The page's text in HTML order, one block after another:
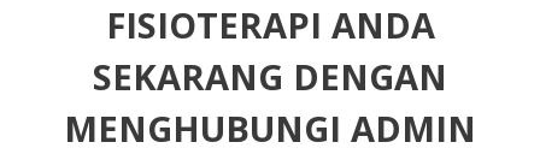
FISIOTERAPI ANDA
SEKARANG DENGAN
MENGHUBUNGI ADMIN